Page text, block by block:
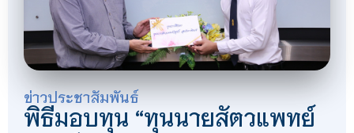
ข่าวประชาสัมพันธ์
พิธีมอบทุน “ทุนนายสัตวแพทย์